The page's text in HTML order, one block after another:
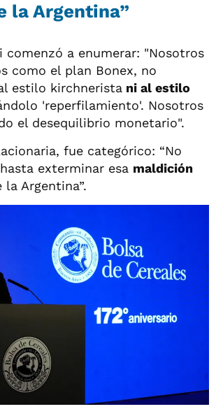
la Argentina”
comenzó a enumerar: "Nosotros
como el plan Bonex, no
estilo kirchnerista ni al estilo
'reperfilamiento'. Nosotros
el desequilibrio monetario".
fue categórico: “No
exterminar esa maldición
la Argentina”.